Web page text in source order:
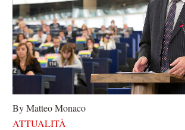
By Matteo Monaco
ATTUALITÀ